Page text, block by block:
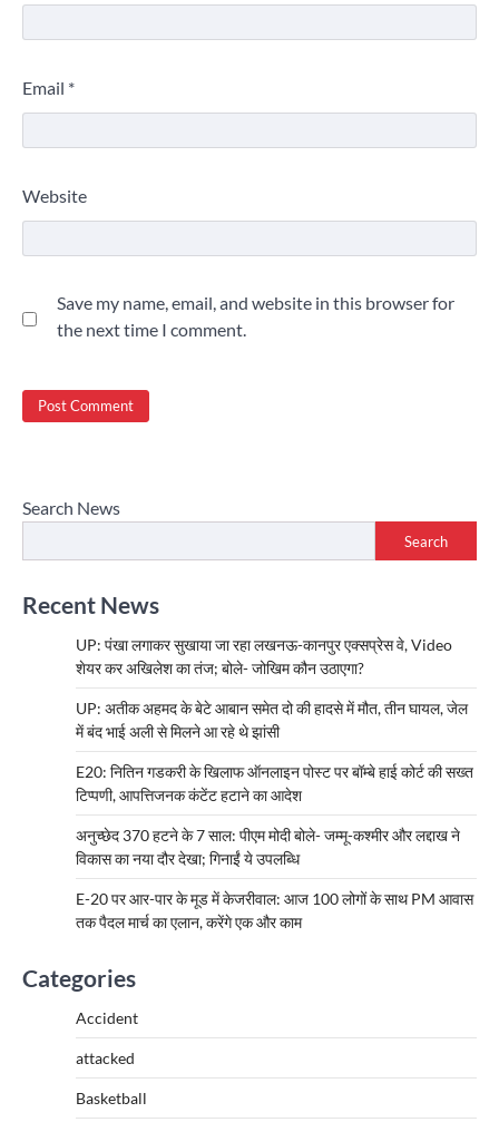
Email *
Website
Save my name, email, and website in this browser for
the next time I comment.
Search News
Search
Recent News
UP: पंखा लगाकर सुखाया जा रहा लखनऊ-कानपुर एक्सप्रेस वे, Video
शेयर कर अखिलेश का तंज; बोले- जोखिम कौन उठाएगा?
UP: अतीक अहमद के बेटे आबान समेत दो की हादसे में मौत, तीन घायल, जेल
में बंद भाई अली से मिलने आ रहे थे झांसी
E20: नितिन गडकरी के खिलाफ ऑनलाइन पोस्ट पर बॉम्बे हाई कोर्ट की सख्त
टिप्पणी, आपत्तिजनक कंटेंट हटाने का आदेश
अनुच्छेद 370 हटने के 7 साल: पीएम मोदी बोले- जम्मू-कश्मीर और लद्दाख ने
विकास का नया दौर देखा; गिनाईं ये उपलब्धि
E-20 पर आर-पार के मूड में केजरीवाल: आज 100 लोगों के साथ PM आवास
तक पैदल मार्च का एलान, करेंगे एक और काम
Categories
Accident
attacked
Basketball